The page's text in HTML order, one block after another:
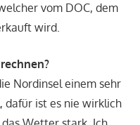
vom DOC, dem
wird.
Nordinsel einem sehr
dafür ist es nie wirklich